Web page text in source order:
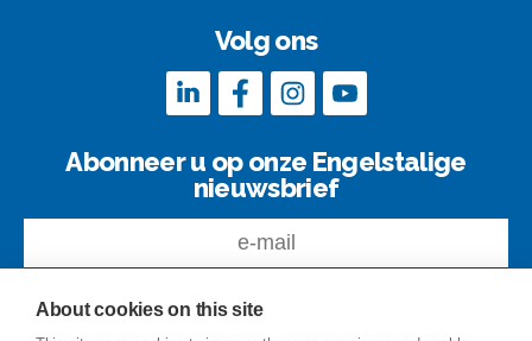
Volg ons
Abonneer u op onze Engelstalige
nieuwsbrief
About cookies on this site